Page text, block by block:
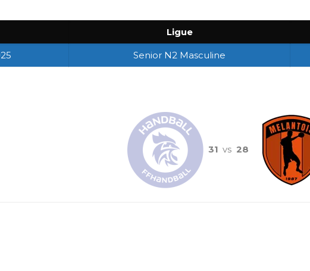
Ligue
Senior N2 Masculine
31 vs 28